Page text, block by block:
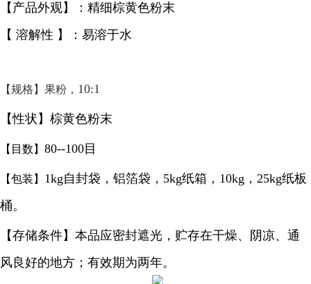
【产品外观】：精细棕黄色粉末
【 溶解性 】：易溶于水
【规格】果粉， 10:1
【性状】棕黄色粉末
【目数】 80--100目
【包装】 1kg自封袋，铝箔袋，5kg纸箱，10kg，25kg纸板
桶。
【存储条件】本品应密封遮光，贮存在干燥、阴凉、通
风良好的地方；有效期为两年。